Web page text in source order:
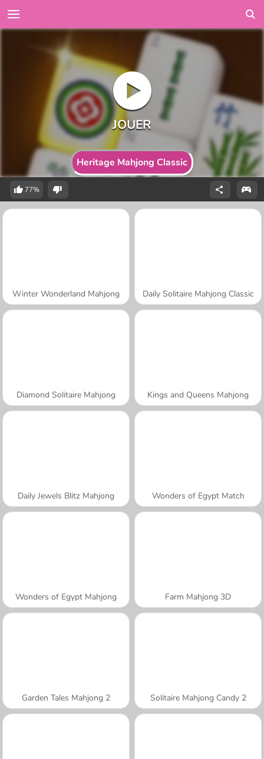
Heritage Mahjong Classic
77%
Winter Wonderland Mahjong Daily Solitaire Mahjong Classic
Diamond Solitaire Mahjong Kings and Queens Mahjong
Daily Jewels Blitz Mahjong Wonders of Egypt Match
Wonders of Egypt Mahjong Farm Mahjong 3D
Garden Tales Mahjong 2 Solitaire Mahjong Candy 2